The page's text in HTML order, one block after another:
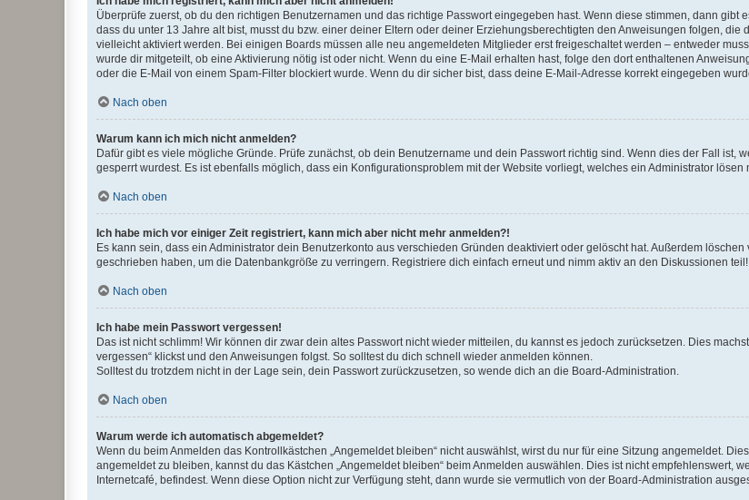
Überprüfe zuerst, ob du den richtigen Benutzernamen und das richtige Passwort eingegeben hast. Wenn diese stimmen, dann gibt
dass du unter 13 Jahre alt bist, musst du bzw. einer deiner Eltern oder deiner Erziehungsberechtigten den Anweisungen folgen,
vielleicht aktiviert werden. Bei einigen Boards müssen alle neu angemeldeten Mitglieder erst freigeschaltet werden – entweder
wurde dir mitgeteilt, ob eine Aktivierung nötig ist oder nicht. Wenn du eine E-Mail erhalten hast, folge den dort enthaltenen
oder die E-Mail von einem Spam-Filter blockiert wurde. Wenn du dir sicher bist, dass deine E-Mail-Adresse korrekt eingegeben
Nach oben
Warum kann ich mich nicht anmelden?
Dafür gibt es viele mögliche Gründe. Prüfe zunächst, ob dein Benutzername und dein Passwort richtig sind. Wenn dies der Fall ist,
gesperrt wurdest. Es ist ebenfalls möglich, dass ein Konfigurationsproblem mit der Website vorliegt, welches ein Administrator lösen
Nach oben
Ich habe mich vor einiger Zeit registriert, kann mich aber nicht mehr anmelden?!
Es kann sein, dass ein Administrator dein Benutzerkonto aus verschieden Gründen deaktiviert oder gelöscht hat. Außerdem
geschrieben haben, um die Datenbankgröße zu verringern. Registriere dich einfach erneut und nimm aktiv an den Diskussionen teil!
Nach oben
Ich habe mein Passwort vergessen!
Das ist nicht schlimm! Wir können dir zwar dein altes Passwort nicht wieder mitteilen, du kannst es jedoch zurücksetzen. Dies
vergessen“ klickst und den Anweisungen folgst. So solltest du dich schnell wieder anmelden können.
Solltest du trotzdem nicht in der Lage sein, dein Passwort zurückzusetzen, so wende dich an die Board-Administration.
Nach oben
Warum werde ich automatisch abgemeldet?
Wenn du beim Anmelden das Kontrollkästchen „Angemeldet bleiben“ nicht auswählst, wirst du nur für eine Sitzung angemeldet.
angemeldet zu bleiben, kannst du das Kästchen „Angemeldet bleiben“ beim Anmelden auswählen. Dies ist nicht empfehlenswert,
Internetcafé, befindest. Wenn diese Option nicht zur Verfügung steht, dann wurde sie vermutlich von der Board-Administration